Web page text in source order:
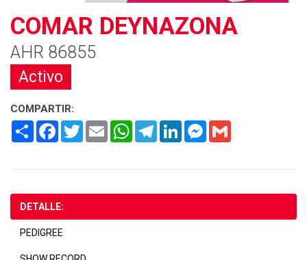
COMAR DEYNAZONA
AHR 86855
Activo
COMPARTIR:
Share FacebookTwitterEmail WhatsAppTelegramLinkedInMessenger
DETALLE:
PEDIGREE